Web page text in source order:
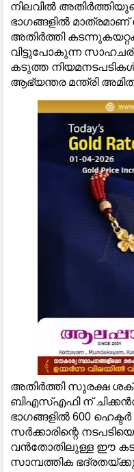
നിലവിൽ
ഭാഗങ്ങളിൽ മാത്രമാണ്
അതിർത്തി
വിട്ടുപോകുന്ന
കടുത്ത നിയമനടപടികൾ
ആഭ്യന്തര മന്ത്രി
അതിർത്തി സുരക്ഷ
ബിഎസ്എഫി ന്
ഭാഗങ്ങളിൽ 600
സർക്കാരിന്റെ
വൻതോതിലുള്ള ഈ
സാമ്പത്തിക